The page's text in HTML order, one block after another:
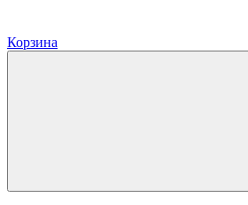
Корзина